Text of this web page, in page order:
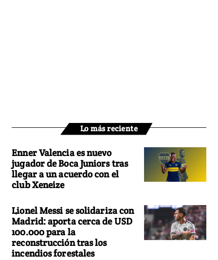
Lo más reciente
Enner Valencia es nuevo
jugador de Boca Juniors tras
llegar a un acuerdo con el
club Xeneize
Lionel Messi se solidariza con
Madrid: aporta cerca de USD
100.000 para la
reconstrucción tras los
incendios forestales